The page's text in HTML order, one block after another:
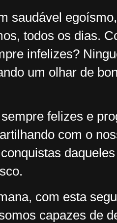
saudável
todos os dias.
infelizes?
um olhar de
felizes e
com o
com esta
capazes de